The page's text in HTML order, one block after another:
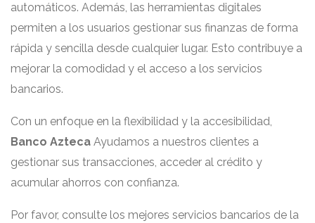
automáticos. Además, las herramientas digitales
permiten a los usuarios gestionar sus finanzas de forma
rápida y sencilla desde cualquier lugar. Esto contribuye a
mejorar la comodidad y el acceso a los servicios
bancarios.
Con un enfoque en la flexibilidad y la accesibilidad,
Banco Azteca Ayudamos a nuestros clientes a
gestionar sus transacciones, acceder al crédito y
acumular ahorros con confianza.
Por favor, consulte los mejores servicios bancarios de la